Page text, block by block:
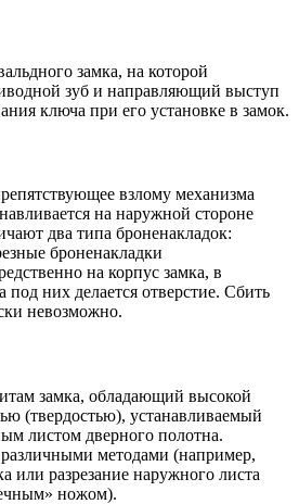
замка, на которой
зуб и направляющий выступ
ключа при его установке в замок.
взлому механизма
на наружной стороне
два типа броненакладок:
броненакладки
на корпус замка, в
под них делается отверстие. Сбить
невозможно.
замка, обладающий высокой
(твердостью), устанавливаемый
листом дверного полотна.
различными методами (например,
или разрезание наружного листа
ножом).